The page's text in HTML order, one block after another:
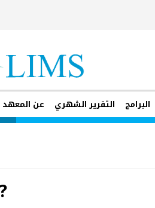
البرامج التقرير الشهري عن المعهد